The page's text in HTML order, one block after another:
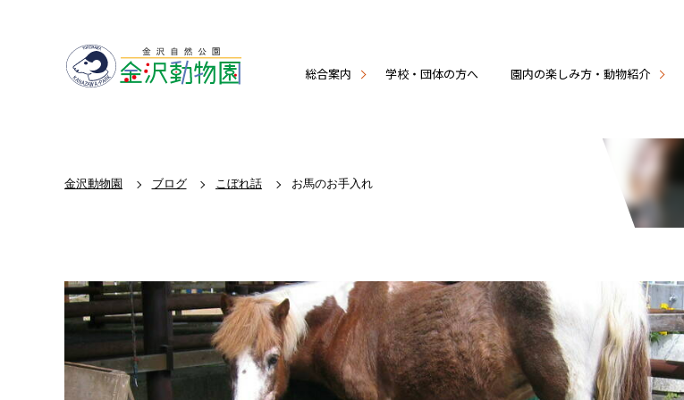
総合案内 学校・団体の方へ 園内の楽しみ方・動物紹介
金沢動物園 ブログ こぼれ話 お馬のお手入れ